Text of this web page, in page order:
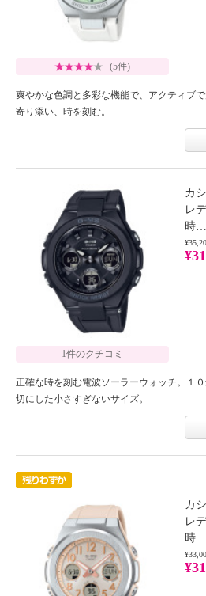
(5件)
爽やかな色調と多彩な機能で、アクティブ
寄り添い、時を刻む。
カ
レ
時…
1件のクチコミ
正確な時を刻む電波ソーラーウォッチ。１
切にした小さすぎないサイズ。
カ
レ
時…